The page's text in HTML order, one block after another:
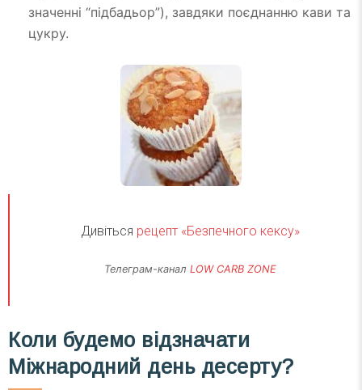
значенні “підбадьор”), завдяки поєднанню кави та
цукру.
Дивіться рецепт «Безпечного кексу»
Телеграм-канал LOW CARB ZONE
Коли будемо відзначати
Міжнародний день десерту?